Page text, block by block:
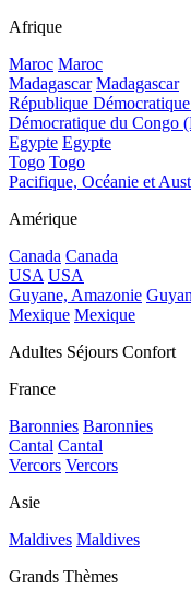
Afrique
Maroc Maroc
Madagascar Madagascar
République
Démocratique du Congo
Egypte Egypte
Togo Togo
Pacifique, Océanie et
Amérique
Canada Canada
USA USA
Guyane, Amazonie
Mexique Mexique
Adultes Séjours Confort
France
Baronnies Baronnies
Cantal Cantal
Vercors Vercors
Asie
Maldives Maldives
Grands Thèmes